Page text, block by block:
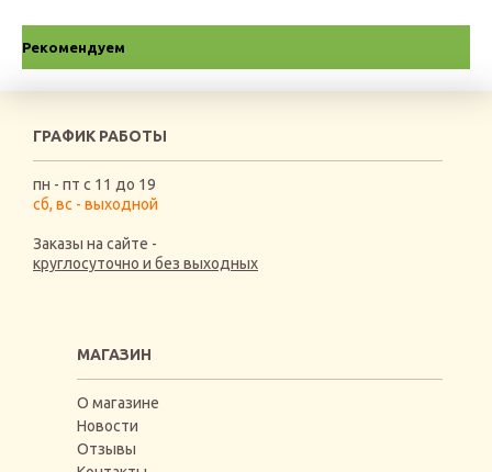
Рекомендуем
ГРАФИК РАБОТЫ
пн - пт с 11 до 19
сб, вс - выходной
Заказы на сайте -
круглосуточно и без выходных
МАГАЗИН
О магазине
Новости
Отзывы